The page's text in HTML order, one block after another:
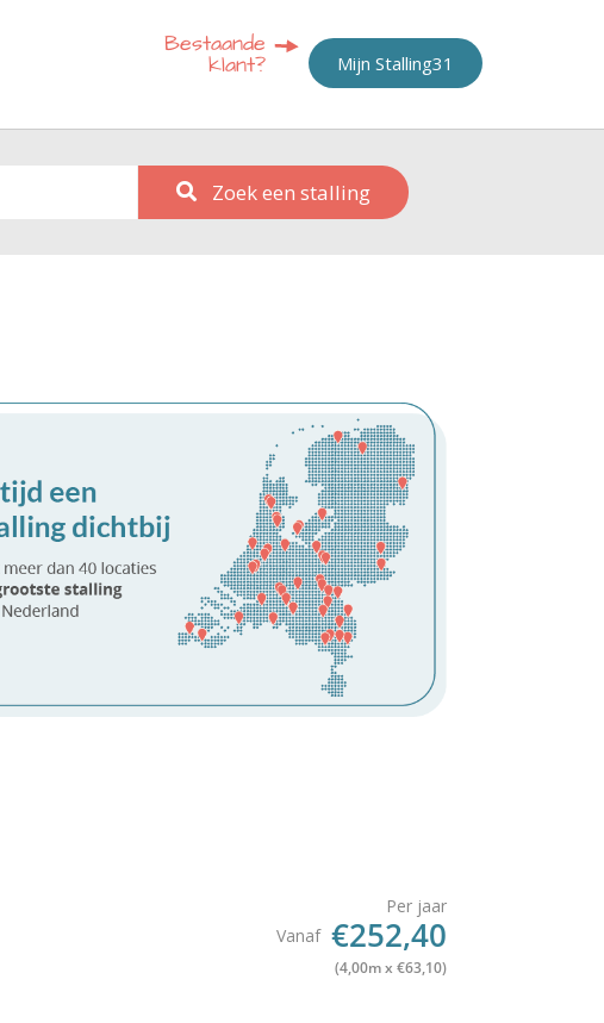
Mijn Stalling31
Zoek een stalling
Per jaar
Vanaf €252,40
(4,00m x €63,10)